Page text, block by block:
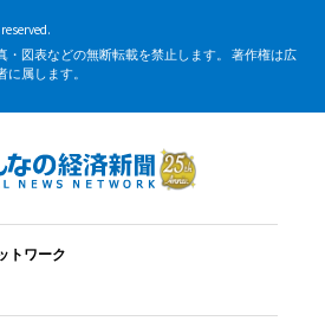
・図表などの無断転載を禁止します。 著作権は広
属します。
トワーク